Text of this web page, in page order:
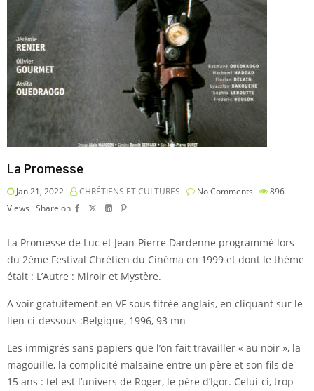
La Promesse
Jan 21, 2022 CHRÉTIENS ET CULTURES No Comments
896
Views Share on
La Promesse de Luc et Jean-Pierre Dardenne programmé lors
du 2ème Festival Chrétien du Cinéma en 1999 et dont le thème
était : L’Autre : Miroir et Mystère.
A voir gratuitement en VF sous titrée anglais, en cliquant sur le
lien ci-dessous :Belgique, 1996, 93 mn
Les immigrés sans papiers que l’on fait travailler « au noir », la
magouille, la complicité malsaine entre un père et son fils de
15 ans : tel est l’univers de Roger, le père d’Igor. Celui-ci, trop